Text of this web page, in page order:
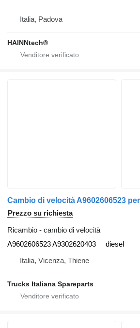
Italia, Padova
HAINNtech®
Prezzo su richiesta
Ricambio - cambio di velocità
A9602606523 A9302620403
diesel
Italia, Vicenza, Thiene
Trucks Italiana Spareparts